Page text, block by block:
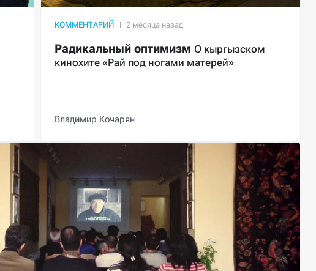
КОММЕНТАРИЙ
Радикальный оптимизм О кыргызском
кинохите «Рай под ногами матерей»
Владимир Кочарян